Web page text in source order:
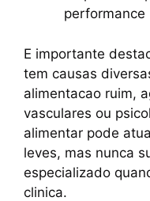
performance
E importante
tem causas
alimentacao ruim,
vasculares ou
alimentar pode
leves, mas nunca
especializado
clinica.